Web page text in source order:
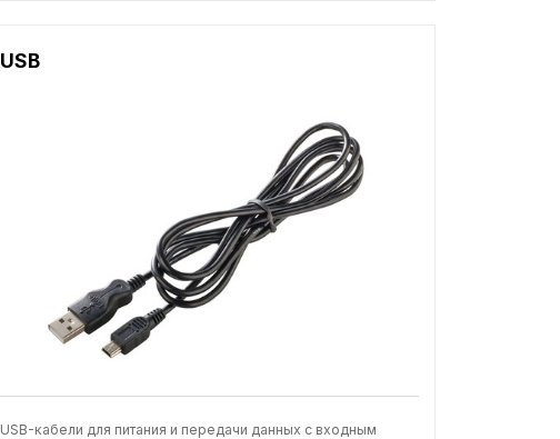
USB
USB-кабели для питания и передачи данных с входным